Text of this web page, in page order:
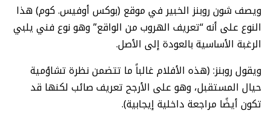
ويصف شون روبنز الخبير في موقع (بوكس أوفيس. كوم) هذا
النوع على أنه “تعريف الهروب من الواقع” وهو نوع فني يلبي
الرغبة الأساسية بالعودة إلى الأصل.
ويقول روبنز: (هذه الأفلام غالباً ما تتضمن نظرة تشاؤمية
حيال المستقبل، وهو على الأرجح تعريف صائب لكنها قد
تكون أيضًا مراجعة داخلية إيجابية).